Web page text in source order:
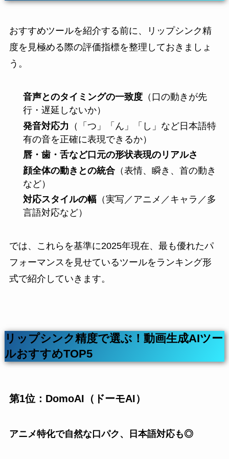
おすすめツールを紹介する前に、リップシンク精
度を見極める際の評価指標を整理しておきましょ
う。
音声とのタイミングの一致度（口の動きが先
行・遅延しないか）
発音対応力 （「つ」「ん」「し」など日本語特
有の音を正確に表現できるか）
唇・歯・舌など口元の形状表現のリアルさ
顔全体の動きとの統合（表情、瞬き、首の動き
など）
対応スタイルの幅（実写／アニメ／キャラ／多
言語対応など）
では、これらを基準に2025年現在、最も優れたパ
フォーマンスを見せているツールをランキング形
式で紹介していきます。
リップシンク精度で選ぶ！動画生成AIツー
ルおすすめTOP5
第1位：DomoAI（ドーモAI）
アニメ特化で自然な口パク、日本語対応も◎